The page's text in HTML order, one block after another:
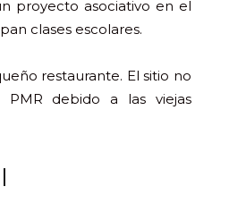
proyecto asociativo en el
clases escolares.
restaurante. El sitio no
PMR debido a las viejas